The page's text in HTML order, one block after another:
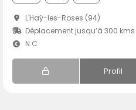
L'Haÿ-les-Roses (94)
Déplacement jusqu’à 300 kms
N.C
Profil